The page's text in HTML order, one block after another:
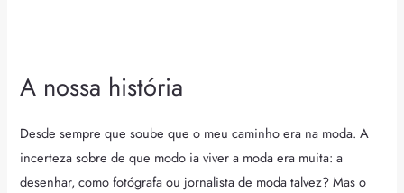
A nossa história
Desde sempre que soube que o meu caminho era na moda. A
incerteza sobre de que modo ia viver a moda era muita: a
desenhar, como fotógrafa ou jornalista de moda talvez? Mas o
A
história